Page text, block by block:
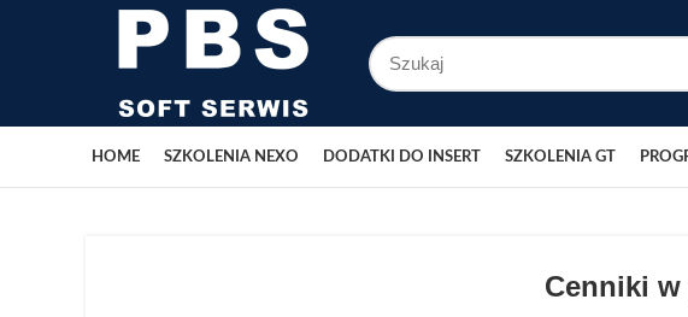
HOME SZKOLENIA NEXO DODATKI DO INSERT SZKOLENIA GT
Cenniki